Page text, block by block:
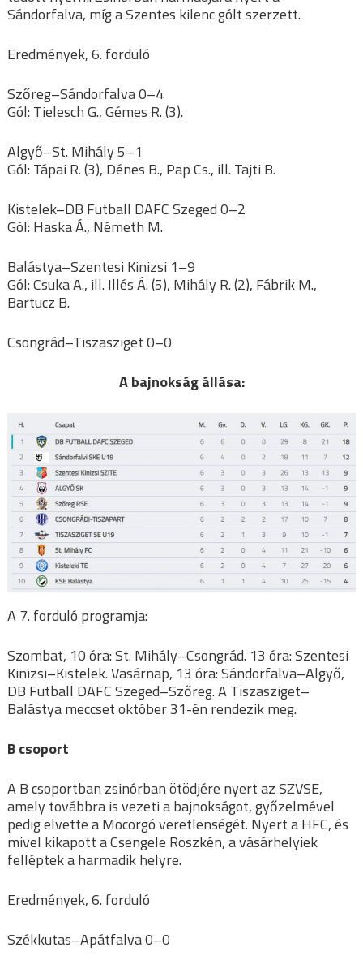
Sándorfalva, míg a Szentes kilenc gólt szerzett.
Eredmények, 6. forduló
Szőreg–Sándorfalva 0–4
Gól: Tielesch G., Gémes R. (3).
Algyő–St. Mihály 5–1
Gól: Tápai R. (3), Dénes B., Pap Cs., ill. Tajti B.
Kistelek–DB Futball DAFC Szeged 0–2
Gól: Haska Á., Németh M.
Balástya–Szentesi Kinizsi 1–9
Gól: Csuka A., ill. Illés Á. (5), Mihály R. (2), Fábrik M.,
Bartucz B.
Csongrád–Tiszasziget 0–0
A bajnokság állása:
A 7. forduló programja:
Szombat, 10 óra: St. Mihály–Csongrád. 13 óra: Szentesi
Kinizsi–Kistelek. Vasárnap, 13 óra: Sándorfalva–Algyő,
DB Futball DAFC Szeged–Szőreg. A Tiszasziget–
Balástya meccset október 31-én rendezik meg.
B csoport
A B csoportban zsinórban ötödjére nyert az SZVSE,
amely továbbra is vezeti a bajnokságot, győzelmével
pedig elvette a Mocorgó veretlenségét. Nyert a HFC, és
mivel kikapott a Csengele Röszkén, a vásárhelyiek
felléptek a harmadik helyre.
Eredmények, 6. forduló
Székkutas–Apátfalva 0–0